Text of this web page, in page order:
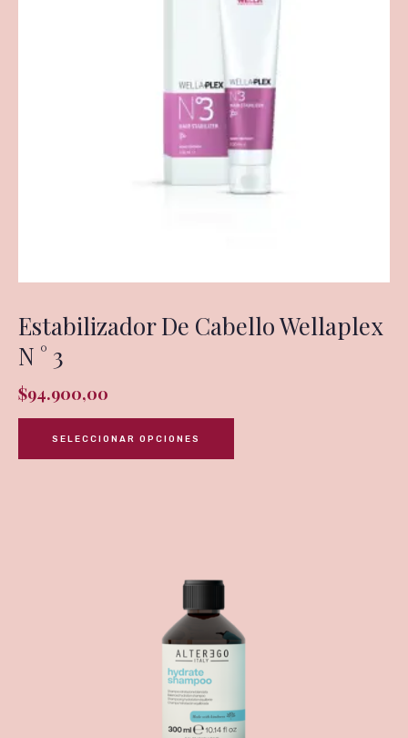
Estabilizador De Cabello Wellaplex
N ° 3
$94.900,00
SELECCIONAR OPCIONES